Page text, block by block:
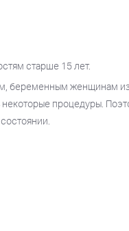
старше 15 лет.
беременным женщинам
процедуры.